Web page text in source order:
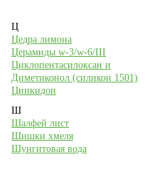
Ц
Цедра лимона
Церамиды w-3/w-6/III
Циклопентасилоксан и
Диметиконол (силикон 1501)
Цинкидон
Ш
Шалфей лист
Шишки хмеля
Шунгитовая вода